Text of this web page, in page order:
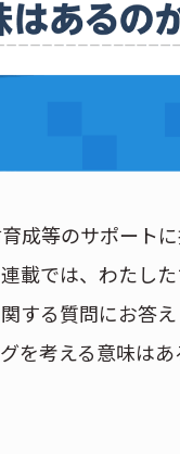
成等のサポート
載では、わたし
する質問にお答
を考える意味は